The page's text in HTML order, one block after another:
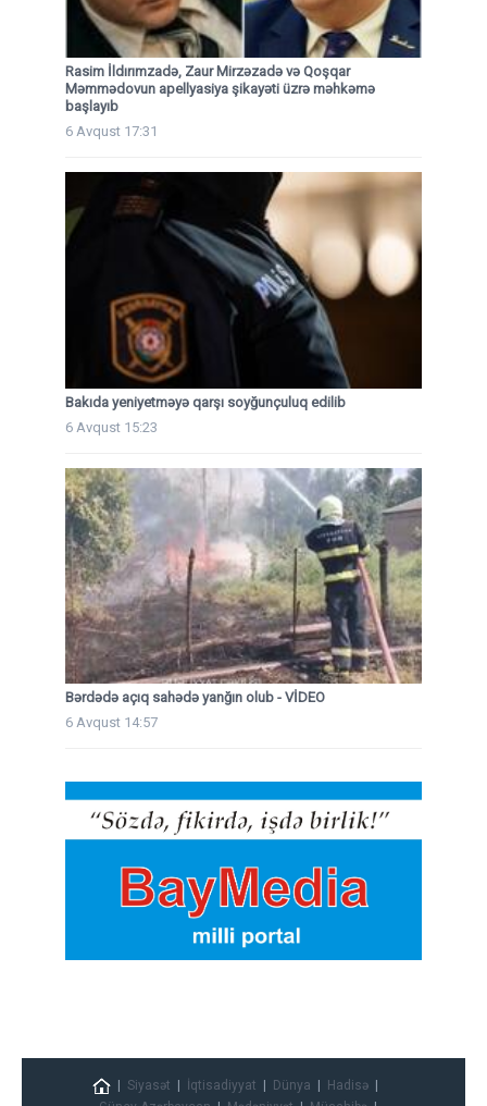
Rasim İldırımzadə, Zaur Mirzəzadə və Qoşqar
Məmmədovun apellyasiya şikayəti üzrə məhkəmə
başlayıb
6 Avqust 17:31
Bakıda yeniyetməyə qarşı soyğunçuluq edilib
6 Avqust 15:23
Bərdədə açıq sahədə yanğın olub - VİDEO
6 Avqust 14:57
Siyasət İqtisadiyyat Dünya
Hadisə